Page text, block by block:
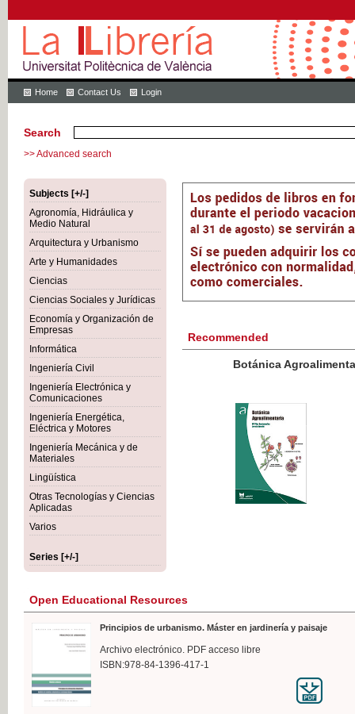
Home Contact Us Login
Search
>> Advanced search
Subjects [+/-]
Agronomía, Hidráulica y
Medio Natural
Arquitectura y Urbanismo
Arte y Humanidades
Ciencias
Ciencias Sociales y Jurídicas
Economía y Organización de
Empresas
Informática
Ingeniería Civil
Ingeniería Electrónica y
Comunicaciones
Ingeniería Energética,
Eléctrica y Motores
Ingeniería Mecánica y de
Materiales
Lingüística
Otras Tecnologías y Ciencias
Aplicadas
Varios
Series [+/-]
Recommended
Botánica Agroalimentaria
Open Educational Resources
Principios de urbanismo. Máster en jardinería y paisaje
Archivo electrónico. PDF acceso libre
ISBN:978-84-1396-417-1